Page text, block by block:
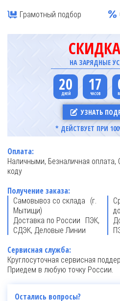
Грамотный подбор
НА ЗАРЯДНЫЕ
20 17
УЗНАТЬ
* ДЕЙСТВУЕТ ПРИ
Оплата:
Наличными, Безналичная оплата,
коду
Получение заказа:
Самовывоз со склада (г.
Мытищи)
Доставка по России ПЭК,
СДЭК, Деловые Линии
Сервисная служба:
Круглосуточная сервисная
Приедем в любую точку России.
Остались вопросы?